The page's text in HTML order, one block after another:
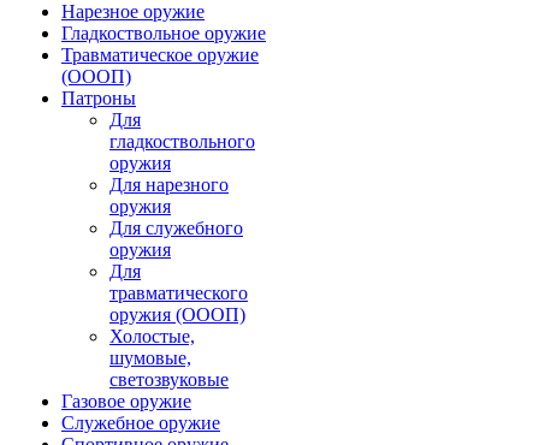
Нарезное оружие
Гладкоствольное оружие
Травматическое оружие
(ОООП)
Патроны
Для
гладкоствольного
оружия
Для нарезного
оружия
Для служебного
оружия
Для
травматического
оружия (ОООП)
Холостые,
шумовые,
светозвуковые
Газовое оружие
Служебное оружие